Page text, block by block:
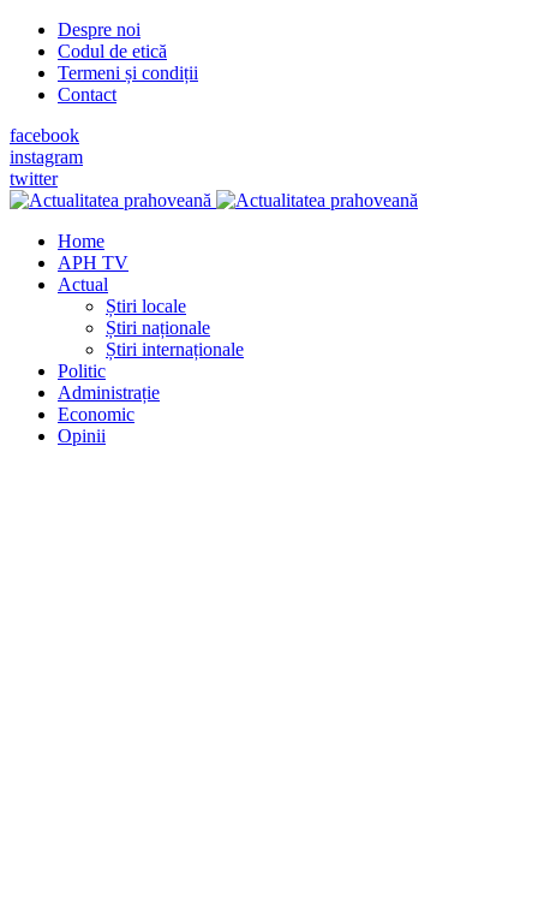
Despre noi
Codul de etică
Termeni și condiții
Contact
facebook
instagram
twitter
Home
APH TV
Actual
Știri locale
Știri naționale
Știri internaționale
Politic
Administrație
Economic
Opinii